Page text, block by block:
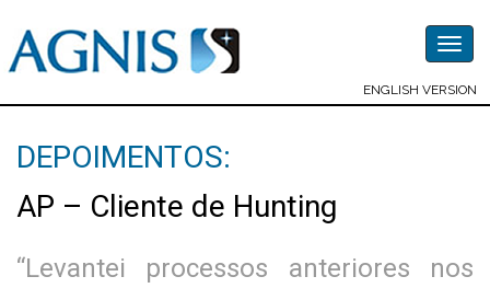
ENGLISH VERSION
DEPOIMENTOS:
AP – Cliente de Hunting
“Levantei processos anteriores nos